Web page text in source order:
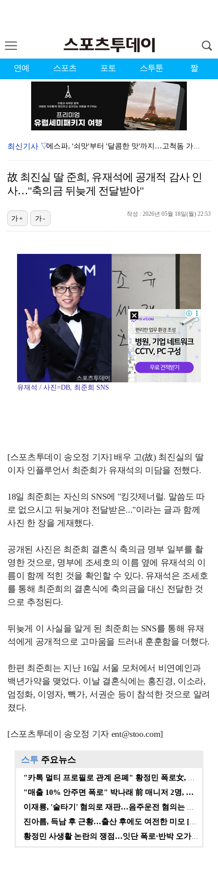
연예 스포츠 포토 스투툰 짤
에스파, '쇠맛'부터 '달콤한 맛'까지…고척돔 가득 채…
'리그 2연패 정조준' 아스널, 뉴캐슬서 기마랑이스 영…
에스파, 고척돔 입성…공연 시작 40분 만에 첫 인사 …
"언론사 대표·국회의원도"…최연청, 판사 남편까지 화려…
'서명관·야고 연속골' 울산, 동해안 더비서 포항 제압…
최신기사 ▽
故 최진실 딸 준희, 유재석에 공개적 감사 인
사…"축의금 뒤늦게 전달받아"
작성 : 2026년 05월 18일(월) 22:53
가+ 가-
유재석 / 사진=DB, 최준희 SNS
[스포츠투데이 송오정 기자] 배우 고(故) 최진실의 딸
이자 인플루언서 최준희가 유재석의 미담을 전했다.
18일 최준희는 자신의 SNS에 "킹갓제너럴. 말씀도 따
로 없으시고 뒤늦게야 전달받은..."이라는 글과 함께
사진 한 장을 게재했다.
공개된 사진은 최준희 결혼식 축의금 명부 일부를 촬
영한 것으로, 명부에 조세호의 이름 옆에 유재석의 이
름이 함께 적힌 것을 확인할 수 있다. 유재석은 조세호
를 통해 최준희의 결혼식에 축의금을 대신 전달한 것
으로 추정된다.
뒤늦게 이 사실을 알게 된 최준희는 SNS를 통해 유재
석에게 공개적으로 고마움을 드러내 훈훈함을 더했다.
한편 최준희는 지난 16일 서울 모처에서 비연예인과
백년가약을 맺었다. 이날 결혼식에는 홍진경, 이소라,
엄정화, 이영자, 빽가, 서권순 등이 참석한 것으로 알려
졌다.
[스포츠투데이 송오정 기자 ent@stoo.com]
스투 주요뉴스
"매출 10% 안주면 폭로" 박나래 前 매니저 2명, …
황정민 사생활 논란의 쟁점…잇단 폭로·반박 오가는 소모…